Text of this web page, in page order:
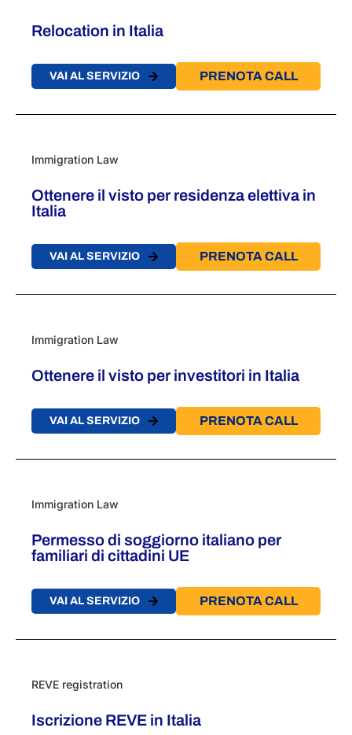
Relocation in Italia
VAI AL SERVIZIO PRENOTA CALL
Immigration Law
Ottenere il visto per residenza elettiva in
Italia​
VAI AL SERVIZIO PRENOTA CALL
Immigration Law
Ottenere il visto per investitori in Italia​
VAI AL SERVIZIO PRENOTA CALL
Immigration Law
Permesso di soggiorno italiano per
familiari di cittadini UE
VAI AL SERVIZIO PRENOTA CALL
REVE registration
Iscrizione REVE in Italia